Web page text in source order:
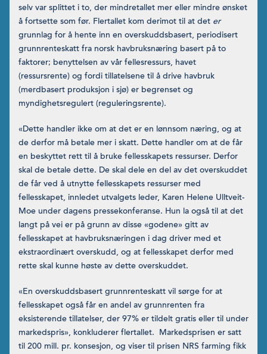
selv var splittet i to, der mindretallet mer eller mindre ønsket
å fortsette som før. Flertallet kom derimot til at det er
grunnlag for å hente inn en overskuddsbasert, periodisert
grunnrenteskatt fra norsk havbruksnæring basert på to
faktorer; benyttelsen av vår fellesressurs, havet
(ressursrente) og fordi tillatelsene til å drive havbruk
(merdbasert produksjon i sjø) er begrenset og
myndighetsregulert (reguleringsrente).
«Dette handler ikke om at det er en lønnsom næring, og at
de derfor må betale mer i skatt. Dette handler om at de får
en beskyttet rett til å bruke fellesskapets ressurser. Derfor
skal de betale dette. De skal dele en del av det overskuddet
de får ved å utnytte fellesskapets ressurser med
fellesskapet, innledet utvalgets leder, Karen Helene Ulltveit-
Moe under dagens pressekonferanse. Hun la også til at det
langt på vei er på grunn av disse «godene» gitt av
fellesskapet at havbruksnæringen i dag driver med et
ekstraordinært overskudd, og at fellesskapet derfor med
rette skal kunne høste av dette overskuddet.
«En overskuddsbasert grunnrenteskatt vil sørge for at
fellesskapet også får en andel av grunnrenten fra
eksisterende tillatelser, der 97% er tildelt gratis eller til under
markedspris», konkluderer flertallet. Markedsprisen er satt
til 200 mill. pr. konsesjon, og viser til prisen NRS farming fikk